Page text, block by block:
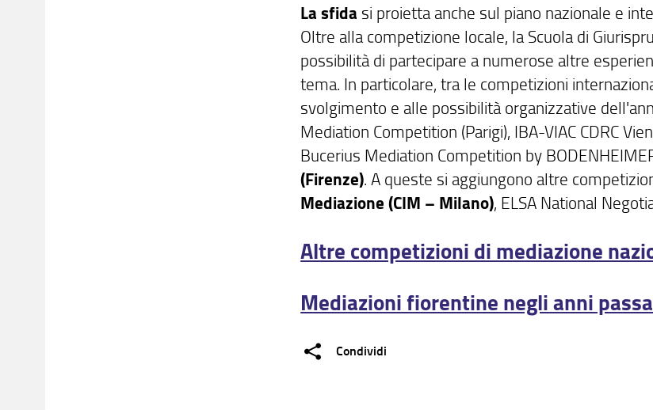
La sfida si proietta anche sul piano nazionale e
Oltre alla competizione locale, la Scuola di
possibilità di partecipare a numerose altre
tema. In particolare, tra le competizioni
svolgimento e alle possibilità organizzative
Mediation Competition (Parigi), IBA-VIAC CDRC
Bucerius Mediation Competition by
(Firenze). A queste si aggiungono altre
Mediazione (CIM – Milano), ELSA National
Altre competizioni di mediazione
Mediazioni fiorentine negli anni
Condividi